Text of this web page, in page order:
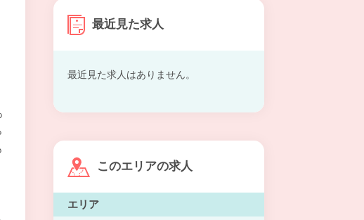
最近見た求人
最近見た求人はありません。
このエリアの求人
エリア